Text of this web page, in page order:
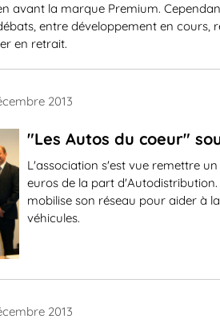
avant la marque Premium.
entre développement en cours,
en retrait.
2013
"Les Autos du coeur"
L'association s'est vue remettre
euros de la part
mobilise son réseau pour aider à
véhicules.
2013